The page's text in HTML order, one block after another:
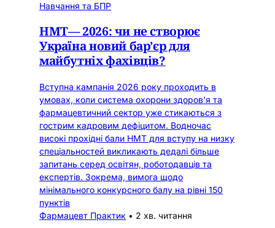
Навчання та БПР
НМТ— 2026: чи не створює
Україна новий бар’єр для
майбутніх фахівців?
Вступна кампанія 2026 року проходить в
умовах, коли система охорони здоров’я та
фармацевтичний сектор уже стикаються з
гострим кадровим дефіцитом. Водночас
високі прохідні бали НМТ для вступу на низку
спеціальностей викликають дедалі більше
запитань серед освітян, роботодавців та
експертів. Зокрема, вимога щодо
мінімального конкурсного балу на рівні 150
пунктів
Фармацевт Практик • 2 хв. читання